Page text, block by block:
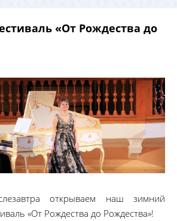
«От Рождества до
открываем наш зимний
«От Рождества до Рождества»!